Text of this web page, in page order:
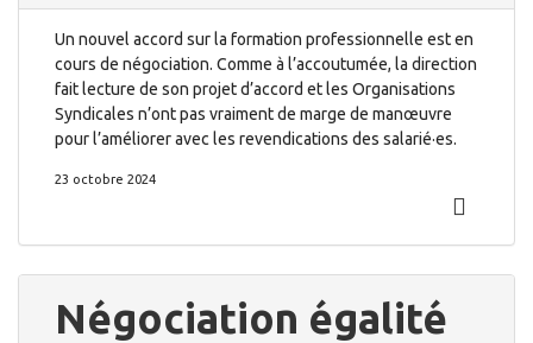
Un nouvel accord sur la formation professionnelle est en
cours de négociation. Comme à l’accoutumée, la direction
fait lecture de son projet d’accord et les Organisations
Syndicales n’ont pas vraiment de marge de manœuvre
pour l’améliorer avec les revendications des salarié·es.
23 octobre 2024
Négociation égalité